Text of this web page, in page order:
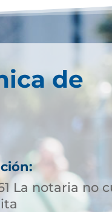
de
La notaria no